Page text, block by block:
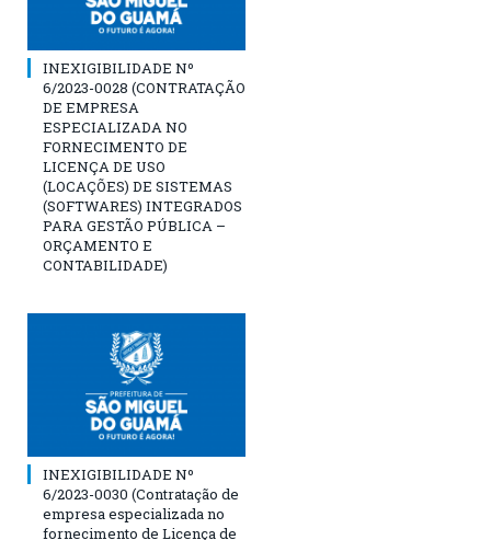
INEXIGIBILIDADE Nº
6/2023-0028 (CONTRATAÇÃO
DE EMPRESA
ESPECIALIZADA NO
FORNECIMENTO DE
LICENÇA DE USO
(LOCAÇÕES) DE SISTEMAS
(SOFTWARES) INTEGRADOS
PARA GESTÃO PÚBLICA –
ORÇAMENTO E
CONTABILIDADE)
INEXIGIBILIDADE Nº
6/2023-0030 (Contratação de
empresa especializada no
fornecimento de Licença de